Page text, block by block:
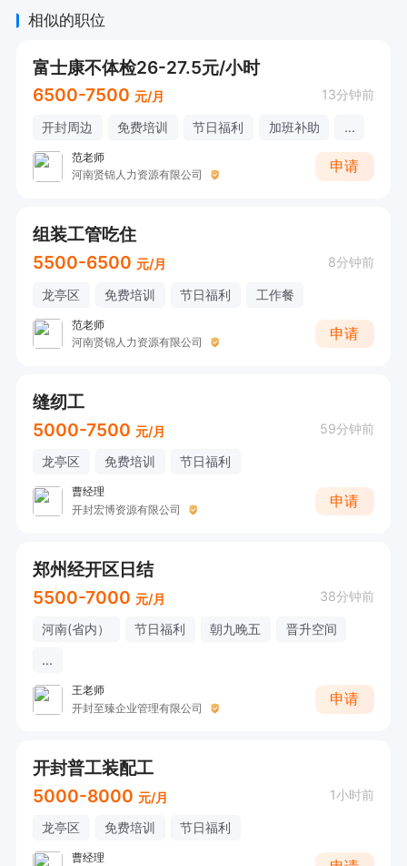
监测，为区域安全提供保障。
任职要求:
1.需具备无人机操作相关技能。
2.持证可立即上岗。
3.熟练掌握无人机吊运、植保、巡检、商演等操作
流程收藏确保作业。
需持证上岗，有 CAAC 四类机长证 + 实训证者可
立即上岗；
相似的职位
富士康不体检26-27.5元/小时
6500-7500 元/月 13分钟前
开封周边 免费培训 节日福利 加班补助 ...
范老师
河南贤锦人力资源有限公司
申请
组装工管吃住
5500-6500 元/月 8分钟前
龙亭区 免费培训 节日福利 工作餐
范老师
河南贤锦人力资源有限公司
申请
缝纫工
5000-7500 元/月 59分钟前
龙亭区 免费培训 节日福利
曹经理
开封宏博资源有限公司
申请
郑州经开区日结
5500-7000 元/月 38分钟前
河南(省内） 节日福利 朝九晚五
晋升空间
...
王老师
开封至臻企业管理有限公司
申请
开封普工装配工
5000-8000 元/月 1小时前
龙亭区 免费培训 节日福利
曹经理